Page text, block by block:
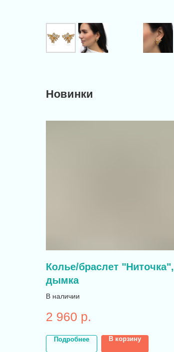
Новинки
Колье/браслет "Ниточка",
дымка
В наличии
2 960 р.
Подробнее В корзину